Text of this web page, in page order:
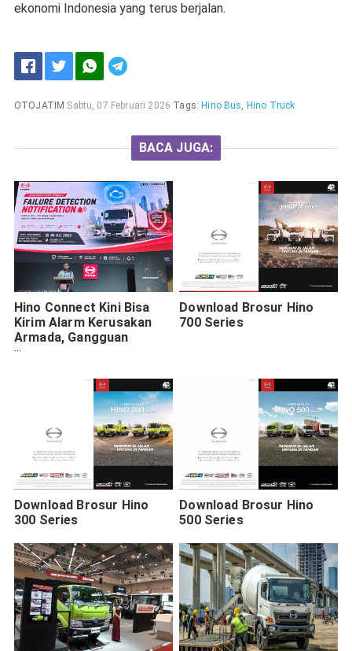
ekonomi Indonesia yang terus berjalan.
OTOJATIM Sabtu, 07 Februari 2026 Tags: Hino Bus, Hino Truck
BACA JUGA:
Hino Connect Kini Bisa
Kirim Alarm Kerusakan
Armada, Gangguan
Terdeteksi Maksimal 5
Download Brosur Hino
700 Series
Download Brosur Hino
300 Series
Download Brosur Hino
500 Series